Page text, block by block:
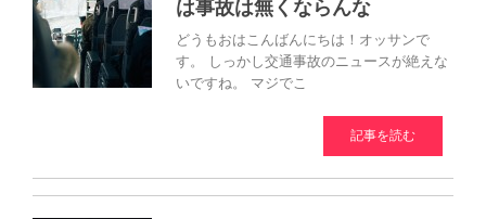
は事故は無くならんな
どうもおはこんばんにちは！オッサンで
す。 しっかし交通事故のニュースが絶えな
いですね。 マジでこ
記事を読む